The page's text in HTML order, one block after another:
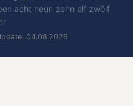
acht neun zehn elf zwölf
04.08.2026